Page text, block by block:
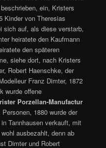
ein, Kristers
Kinder von Theresias
sich auf, als diese verstarb,
heiratete den Kaufmann
den späteren
siehe dort, nach Kristers
Robert Haenschke, der
Franz Dimter, 1872
wurde offene
Porzellan-Manufactur
1880 wurde der
Tannhausen verkauft, mit
ausbezahlt, denn ab
Dimter und Robert